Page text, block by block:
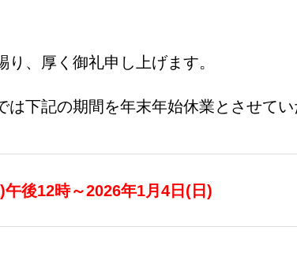
、厚く御礼申し上げます。
は下記の期間を年末年始休業とさせて
後12時～2026年1月4日(日)